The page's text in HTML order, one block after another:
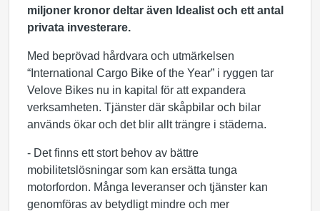
miljoner kronor deltar även Idealist och ett antal
privata investerare.
Med beprövad hårdvara och utmärkelsen
“International Cargo Bike of the Year” i ryggen tar
Velove Bikes nu in kapital för att expandera
verksamheten. Tjänster där skåpbilar och bilar
används ökar och det blir allt trängre i städerna.
- Det finns ett stort behov av bättre
mobilitetslösningar som kan ersätta tunga
motorfordon. Många leveranser och tjänster kan
genomföras av betydligt mindre och mer